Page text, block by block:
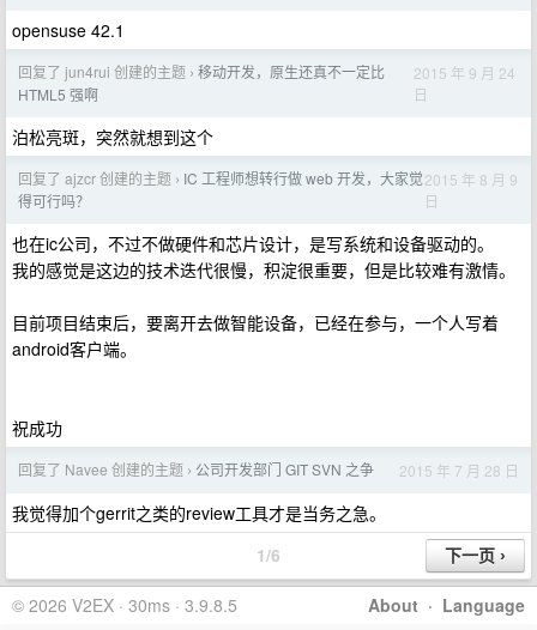
opensuse 42.1
回复了 jun4rui 创建的主题 › 移动开发，原生还真不一定比
HTML5 强啊
2015 年 9 月 24
日
泊松亮斑，突然就想到这个
回复了 ajzcr 创建的主题 › IC 工程师想转行做 web 开发，大家觉
得可行吗？
2015 年 8 月 9
日
也在ic公司，不过不做硬件和芯片设计，是写系统和设备驱动的。
我的感觉是这边的技术迭代很慢，积淀很重要，但是比较难有激情。
目前项目结束后，要离开去做智能设备，已经在参与，一个人写着
android客户端。
祝成功
回复了 Navee 创建的主题 › 公司开发部门 GIT SVN 之争 2015 年 7 月 28 日
我觉得加个gerrit之类的review工具才是当务之急。
1/6
About · Language
© 2026 V2EX · 30ms · 3.9.8.5